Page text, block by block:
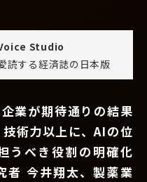
Studio
読する 経済誌の日本版
業が期待通りの結果
術力以上に、AIの位
うべき役割の明確化
者 今井翔太、製薬業